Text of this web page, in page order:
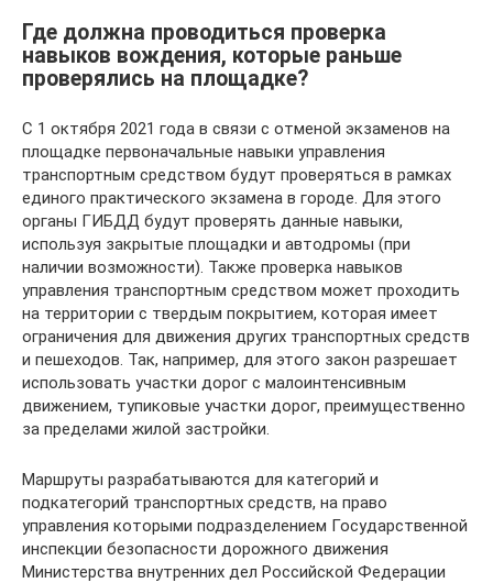
Где должна проводиться проверка
навыков вождения, которые раньше
проверялись на площадке?
С 1 октября 2021 года в связи с отменой экзаменов на
площадке первоначальные навыки управления
транспортным средством будут проверяться в рамках
единого практического экзамена в городе. Для этого
органы ГИБДД будут проверять данные навыки,
используя закрытые площадки и автодромы (при
наличии возможности). Также проверка навыков
управления транспортным средством может проходить
на территории с твердым покрытием, которая имеет
ограничения для движения других транспортных средств
и пешеходов. Так, например, для этого закон разрешает
использовать участки дорог с малоинтенсивным
движением, тупиковые участки дорог, преимущественно
за пределами жилой застройки.
Маршруты разрабатываются для категорий и
подкатегорий транспортных средств, на право
управления которыми подразделением Государственной
инспекции безопасности дорожного движения
Министерства внутренних дел Российской Федерации